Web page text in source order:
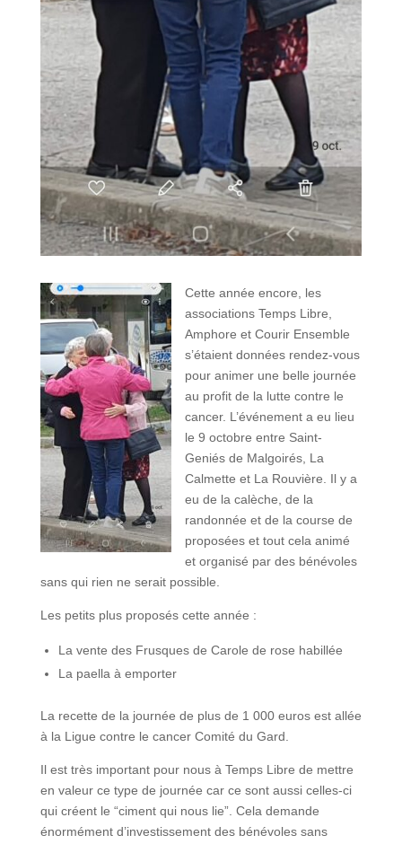
Cette année encore, les
associations Temps Libre,
Amphore et Courir Ensemble
s’étaient données rendez-vous
pour animer une belle journée
au profit de la lutte contre le
cancer. L’événement a eu lieu
le 9 octobre entre Saint-
Geniés de Malgoirés, La
Calmette et La Rouvière. Il y a
eu de la calèche, de la
randonnée et de la course de
proposées et tout cela animé
et organisé par des bénévoles
sans qui rien ne serait possible.
Les petits plus proposés cette année :
La vente des Frusques de Carole de rose habillée
La paella à emporter
La recette de la journée de plus de 1 000 euros est allée
à la Ligue contre le cancer Comité du Gard.
Il est très important pour nous à Temps Libre de mettre
en valeur ce type de journée car ce sont aussi celles-ci
qui créent le “ciment qui nous lie”. Cela demande
énormément d’investissement des bénévoles sans